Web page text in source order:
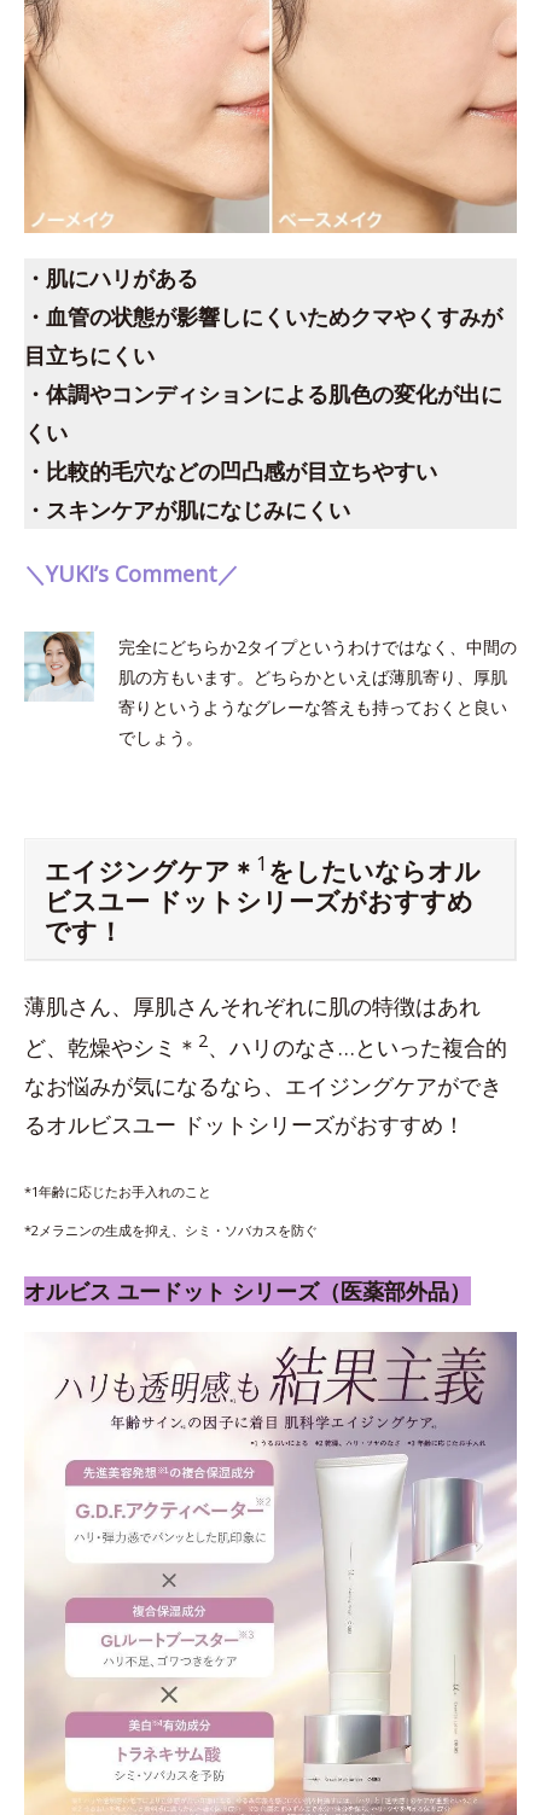
・肌にハリがある
・血管の状態が影響しにくいためクマやくすみが
目立ちにくい
・体調やコンディションによる肌色の変化が出に
くい
・比較的毛穴などの凹凸感が目立ちやすい
・スキンケアが肌になじみにくい
＼YUKI’s Comment／
完全にどちらか2タイプというわけではなく、中間の
肌の方もいます。どちらかといえば薄肌寄り、厚肌
寄りというようなグレーな答えも持っておくと良い
でしょう。
エイジングケア＊ 1 をしたいならオル
ビスユー ドットシリーズがおすすめ
です！
薄肌さん、厚肌さんそれぞれに肌の特徴はあれ
ど、乾燥やシミ＊ 2、ハリのなさ…といった複合的
なお悩みが気になるなら、エイジングケアができ
るオルビスユー ドットシリーズがおすすめ！
*1年齢に応じたお手入れのこと
*2メラニンの生成を抑え、シミ・ソバカスを防ぐ
オルビス ユードット シリーズ（医薬部外品）